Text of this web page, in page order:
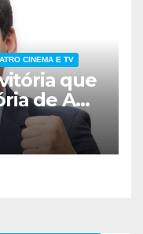
CINEMA E TV
que
de A